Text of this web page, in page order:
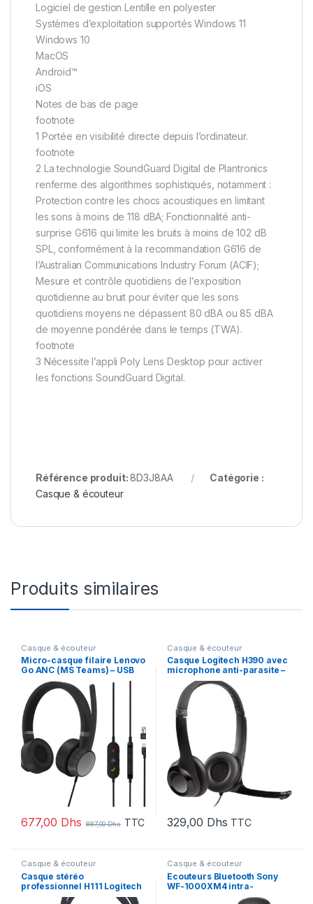
Logiciel de gestion Lentille en polyester
Systèmes d’exploitation supportés Windows 11
Windows 10
MacOS
Android™
iOS
Notes de bas de page
footnote
1 Portée en visibilité directe depuis l’ordinateur.
footnote
2 La technologie SoundGuard Digital de Plantronics
renferme des algorithmes sophistiqués, notamment :
Protection contre les chocs acoustiques en limitant
les sons à moins de 118 dBA; Fonctionnalité anti-
surprise G616 qui limite les bruits à moins de 102 dB
SPL, conformément à la recommandation G616 de
l’Australian Communications Industry Forum (ACIF);
Mesure et contrôle quotidiens de l’exposition
quotidienne au bruit pour éviter que les sons
quotidiens moyens ne dépassent 80 dBA ou 85 dBA
de moyenne pondérée dans le temps (TWA).
footnote
3 Nécessite l’appli Poly Lens Desktop pour activer
les fonctions SoundGuard Digital.
Référence produit:8D3J8AA
Catégorie :
Casque & écouteur
Produits similaires
Casque & écouteur
Micro-casque filaire Lenovo
Go ANC (MS Teams) – USB
(4XD1C99223)
677,00 Dhs 887,00Dhs TTC
Casque & écouteur
Casque Logitech H390 avec
microphone anti-parasite –
USB (981-000406)
329,00 Dhs TTC
Casque & écouteur
Casque stéréo
professionnel H111 Logitech
– Jack 3,5 mm (981-000593)
Casque & écouteur
Écouteurs Bluetooth Sony
WF-1000XM4 intra-
auriculaires (WF-